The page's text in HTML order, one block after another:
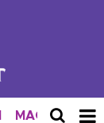
MAGAZİN